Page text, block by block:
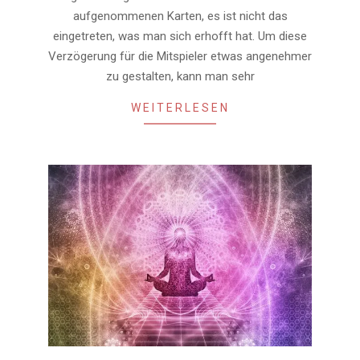
aufgenommenen Karten, es ist nicht das
eingetreten, was man sich erhofft hat. Um diese
Verzögerung für die Mitspieler etwas angenehmer
zu gestalten, kann man sehr
WEITERLESEN